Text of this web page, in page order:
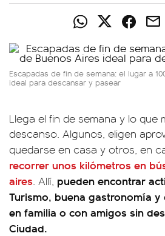
Escapadas de fin de semana: el lugar a
ideal para descansar y pasear
Llega el fin de semana y lo que
descanso. Algunos, eligen
quedarse en casa y otros, en
recorrer unos kilómetros en
aires. Allí, pueden encontrar
Turismo, buena gastronomía
en familia o con amigos sin
Ciudad.